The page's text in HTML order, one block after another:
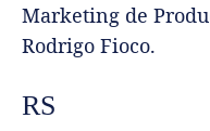
Marketing de
Rodrigo Fioco.
RS